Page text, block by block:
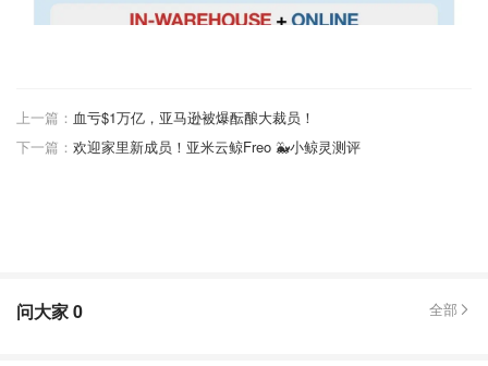
上一篇： 血亏$1万亿，亚马逊被爆酝酿大裁员！
下一篇： 欢迎家里新成员！亚米云鲸Freo 🐳小鲸灵测评
问大家0 全部